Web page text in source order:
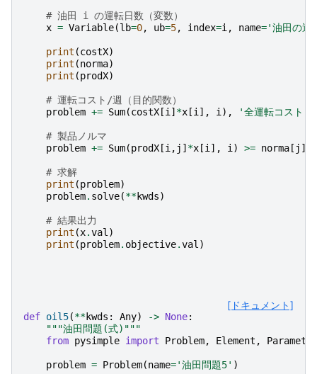
# 油田 i の運転日数（変数）
x = Variable(lb=0, ub=5, index=i , name='油田の運
print (costX)
print (norma)
print (prodX)
# 運転コスト/週（目的関数）
problem += Sum(costX [i ] *x [i ], i ), '全運転コスト'
# 製品ノルマ
problem += Sum(prodX [i , j ] *x [i ], i ) >= norma [ j ],
# 求解
print (problem)
problem. solve(**kwds)
# 結果出力
print (x.val )
print (problem. objective.val )
[ドキュメント]
def oil5(**kwds : Any) -> None:
"""油田問題(式)"""
from pysimple import Problem, Element , Parameter
problem = Problem(name='油田問題5' )